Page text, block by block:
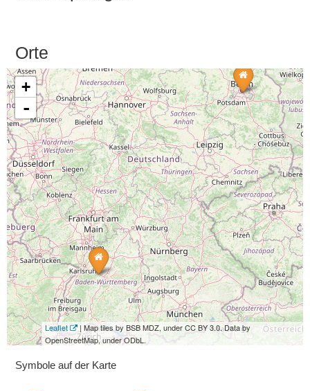
Orte
+
-
Leaflet
| Map tiles by BSB MDZ, under CC BY 3.0. Data by
OpenStreetMap, under ODbL.
Symbole auf der Karte